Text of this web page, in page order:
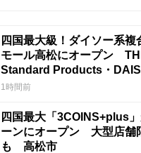
四国最大級！ダイソー系複
モール高松にオープン
Standard Products・
香川県初
1時間前
四国最大「3COINS+plus
ーンにオープン 大型店舗
も 高松市